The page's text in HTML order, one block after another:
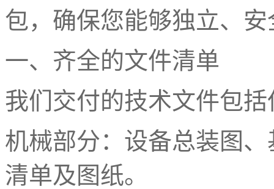
包，确保您能够独立、
一、齐全的文件清单
我们交付的技术文件包
机械部分：设备总装图
清单及图纸。